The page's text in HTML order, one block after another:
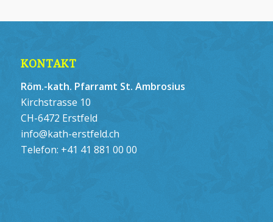
KONTAKT
Röm.-kath. Pfarramt St. Ambrosius
Kirchstrasse 10
CH-6472 Erstfeld
info@kath-erstfeld.ch
Telefon: +41 41 881 00 00